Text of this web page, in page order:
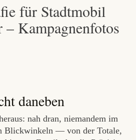
für Stadtmobil
– Kampagnenfotos
daneben
nah dran, niemandem im
Blickwinkeln — von der Totale,